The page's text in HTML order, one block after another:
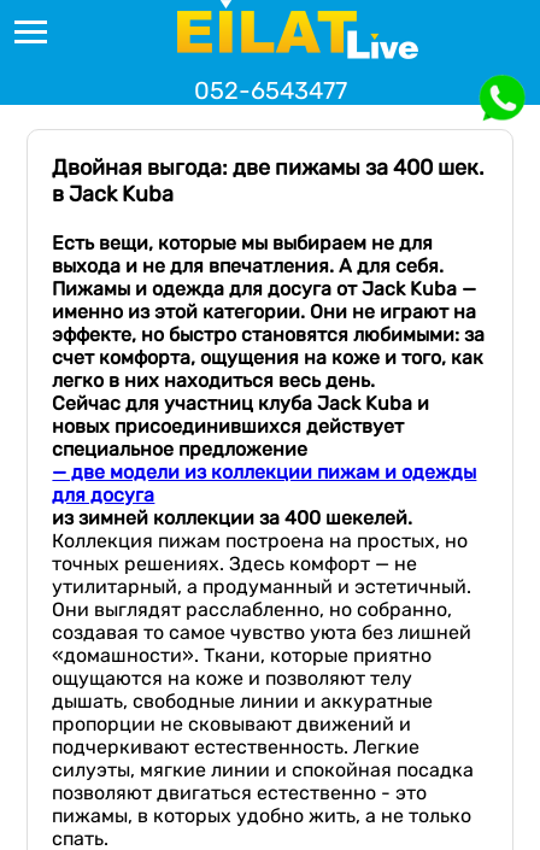
052-6543477
Двойная выгода: две пижамы за 400 шек.
в Jack Kuba
Есть вещи, которые мы выбираем не для
выхода и не для впечатления. А для себя.
Пижамы и одежда для досуга от Jack Kuba —
именно из этой категории. Они не играют на
эффекте, но быстро становятся любимыми: за
счет комфорта, ощущения на коже и того, как
легко в них находиться весь день.
Сейчас для участниц клуба Jack Kuba и
новых присоединившихся действует
специальное предложение
— две модели из коллекции пижам и одежды
для досуга
из зимней коллекции за 400 шекелей.
Коллекция пижам построена на простых, но
точных решениях. Здесь комфорт — не
утилитарный, а продуманный и эстетичный.
Они выглядят расслабленно, но собранно,
создавая то самое чувство уюта без лишней
«домашности». Ткани, которые приятно
ощущаются на коже и позволяют телу
дышать, свободные линии и аккуратные
пропорции не сковывают движений и
подчеркивают естественность. Легкие
силуэты, мягкие линии и спокойная посадка
позволяют двигаться естественно - это
пижамы, в которых удобно жить, а не только
спать.